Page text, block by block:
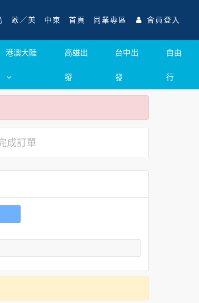
歐／美 中東 首頁 同業專區 會員登入
港澳大陸 高雄出
發
台中出
發
自由
行
成訂單